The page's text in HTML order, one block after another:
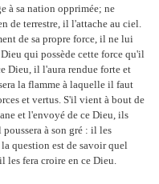
à sa nation opprimée; ne
de terrestre, il l'attache au ciel.
de sa propre force, il ne lui
qui possède cette force qu'il
Dieu, il l'aura rendue forte et
la flamme à laquelle il faut
et vertus. S'il vient à bout de
et l'envoyé de ce Dieu, ils
à son gré : il les
question est de savoir quel
les fera croire en ce Dieu.